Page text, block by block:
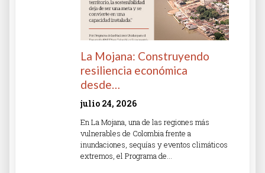
La Mojana: Construyendo
resiliencia económica
desde…
julio 24, 2026
En La Mojana, una de las regiones más
vulnerables de Colombia frente a
inundaciones, sequías y eventos climáticos
extremos, el Programa de…